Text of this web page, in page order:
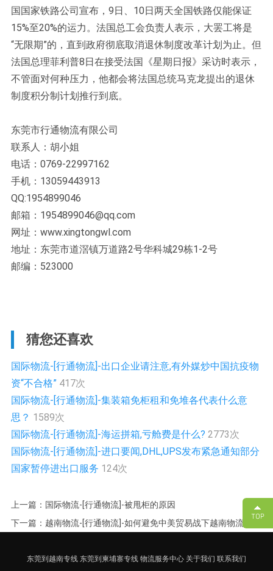
国国家铁路公司宣布，9日、10日两天全国铁路仅能保证
15%至20%的运力。法国总工会负责人表示，大罢工将是
“无限期”的，直到政府彻底取消退休制度改革计划为止。但
法国总理菲利普8日在接受法国《星期日报》采访时表示，
不管面对何种压力，他都会将法国总统马克龙提出的退休
制度积分制计划推行到底。
东莞市行通物流有限公司
联系人：胡小姐
电话：0769-22997162
手机：13059443913
QQ:1954899046
邮箱：1954899046@qq.com
网址：www.xingtongwl.com
地址：东莞市道滘镇万道路2号华科城29栋1-2号
邮编：523000
猜您还喜欢
国际物流-[行通物流]-出口企业请注意,有外媒炒中国抗疫物
资“不合格” 417次
国际物流-[行通物流]-集装箱免柜租和免堆各代表什么意
思？ 1589次
国际物流-[行通物流]-海运拼箱,亏舱费是什么? 2773次
国际物流-[行通物流]-进口要闻,DHL,UPS发布紧急通知部分
国家暂停进出口服务 124次
上一篇：国际物流-[行通物流]-被甩柜的原因
下一篇：越南物流-[行通物流]-如何避免中美贸易战下越南物流企业
东莞到越南专线 东莞到柬埔寨专线 物流服务中心 关于我们 联系我们